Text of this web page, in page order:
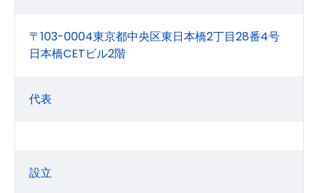
〒103-0004東京都中央区東日本橋2丁目28番4号
日本橋CETビル2階
代表
設立